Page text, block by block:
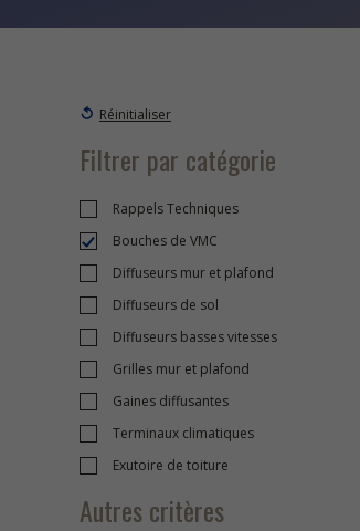
Réinitialiser
Filtrer par catégorie
Rappels Techniques
Bouches de VMC
Diffuseurs mur et plafond
Diffuseurs de sol
Diffuseurs basses vitesses
Grilles mur et plafond
Gaines diffusantes
Terminaux climatiques
Exutoire de toiture
Autres critères